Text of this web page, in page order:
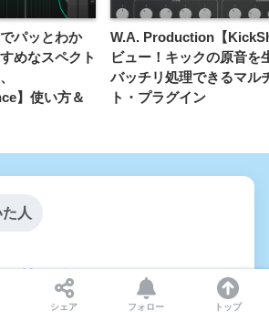
パッとわか
めなスペクト
】使い方＆
W.A. Production【
ビュー！キックの原音を
バッチリ処理できるマル
ト・プラグイン
人
リーチェ
リスト/コンポーザー
シェア フォロー トップ